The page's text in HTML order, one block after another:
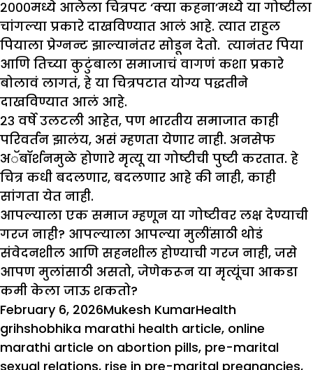
२०००मध्ये आलेला चित्रपट ‘क्या कहना’मध्ये या गोष्टीला
चांगल्या प्रकारे दाखविण्यात आलं आहे. त्यात राहुल
पियाला प्रेग्नन्ट झाल्यानंतर सोडून देतो. त्यानंतर पिया
आणि तिच्या कुटुंबाला समाजाचं वागणं कशा प्रकारे
बोलावं लागतं, हे या चित्रपटात योग्य पद्धतीने
दाखविण्यात आलं आहे.
२३ वर्षे उलटली आहेत, पण भारतीय समाजात काही
परिवर्तन झालंय, असं म्हणता येणार नाही. अनसेफ
अॅबॉर्शनमुळे होणारे मृत्यू या गोष्टीची पुष्टी करतात. हे
चित्र कधी बदलणार, बदलणार आहे की नाही, काही
सांगता येत नाही.
आपल्याला एक समाज म्हणून या गोष्टीवर लक्ष देण्याची
गरज नाही? आपल्याला आपल्या मुलींसाठी थोडं
संवेदनशील आणि सहनशील होण्याची गरज नाही, जसे
आपण मुलांसाठी असतो, जेणेकरून या मृत्यूंचा आकडा
कमी केला जाऊ शकतो?
Posted
on
February 6, 2026Author
Mukesh KumarCategories
HealthTags
grihshobhika marathi health article, online
marathi article on abortion pills, pre-marital
sexual relations, rise in pre-marital pregnancies,